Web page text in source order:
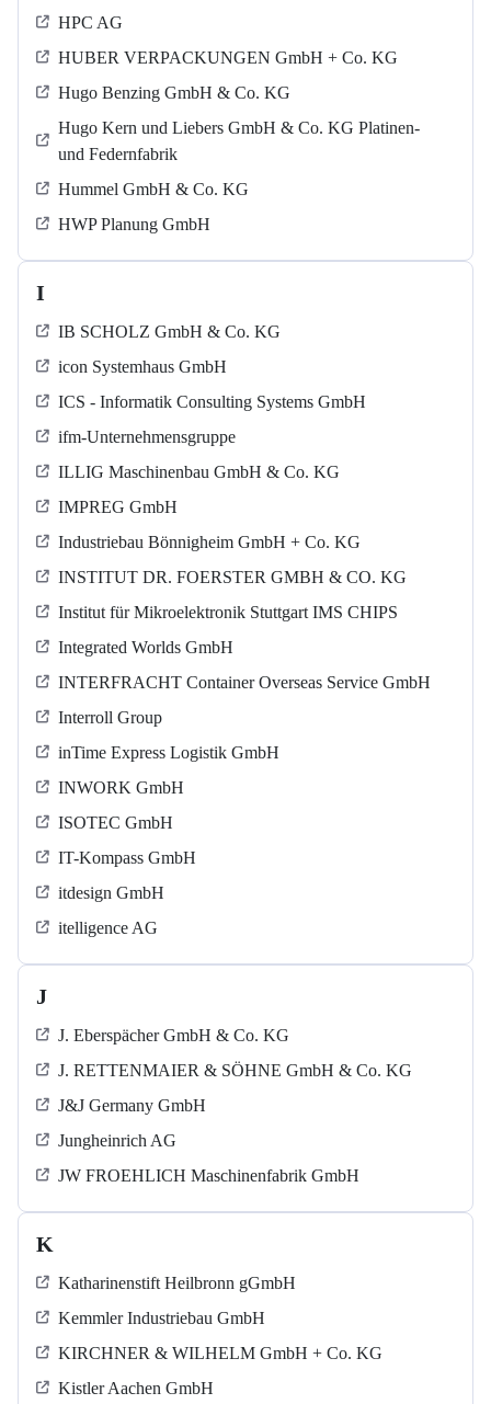
HPC AG
HUBER VERPACKUNGEN GmbH + Co. KG
Hugo Benzing GmbH & Co. KG
Hugo Kern und Liebers GmbH & Co. KG Platinen-
und Federnfabrik
Hummel GmbH & Co. KG
HWP Planung GmbH
I
IB SCHOLZ GmbH & Co. KG
icon Systemhaus GmbH
ICS - Informatik Consulting Systems GmbH
ifm-Unternehmensgruppe
ILLIG Maschinenbau GmbH & Co. KG
IMPREG GmbH
Industriebau Bönnigheim GmbH + Co. KG
INSTITUT DR. FOERSTER GMBH & CO. KG
Institut für Mikroelektronik Stuttgart IMS CHIPS
Integrated Worlds GmbH
INTERFRACHT Container Overseas Service GmbH
Interroll Group
inTime Express Logistik GmbH
INWORK GmbH
ISOTEC GmbH
IT-Kompass GmbH
itdesign GmbH
itelligence AG
J
J. Eberspächer GmbH & Co. KG
J. RETTENMAIER & SÖHNE GmbH & Co. KG
J&J Germany GmbH
Jungheinrich AG
JW FROEHLICH Maschinenfabrik GmbH
K
Katharinenstift Heilbronn gGmbH
Kemmler Industriebau GmbH
KIRCHNER & WILHELM GmbH + Co. KG
Kistler Aachen GmbH